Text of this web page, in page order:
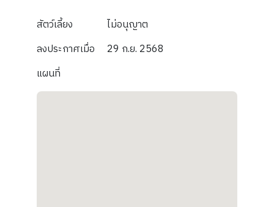
สัตว์เลี้ยง
ไม่อนุญาต
ลงประกาศเมื่อ
29 ก.ย. 2568
แผนที่